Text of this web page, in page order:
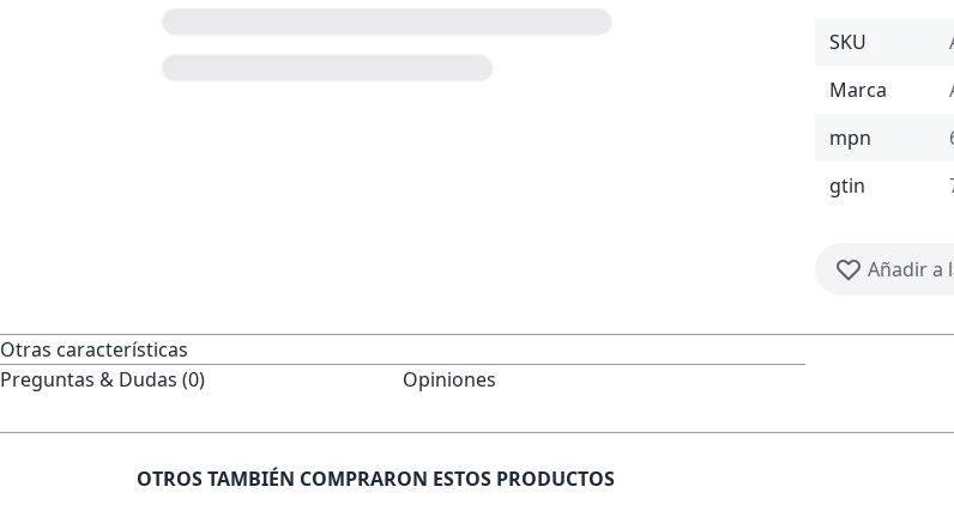
SKU
Marca
mpn
gtin
Añadir a
Otras características
Preguntas & Dudas (0)
Opiniones
OTROS TAMBIÉN COMPRARON ESTOS PRODUCTOS